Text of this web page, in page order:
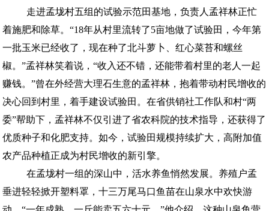
走进孟垅村五组的试验示范田基地，负责人孟祥林正忙
着施肥和除草。“18年从村里流转了5亩地做了试验田，今年第
一批玉米已经收了，现在种了北斗萝卜、红心菜苔和螺丝
椒。”孟祥林笑着说，“收入还不错，还能带着村里的老人一起
赚钱。”曾在外经营大理石生意的孟祥林，抱着带动村民增收的
决心回到村里，着手建设试验田。在省供销社工作队和村“两
委”帮助下，孟祥林不仅引进了省农科院的技术指导，还获得了
优质种子和化肥支持。如今，试验田规模持续扩大，高附加值
农产品种植正成为村民增收的新引擎。
在孟垅村一组的深山中，活水养鱼悄然发展。养殖户孟
垂进轻轻掀开塑料罩，十三万尾马口鱼苗在山泉水中欢快游